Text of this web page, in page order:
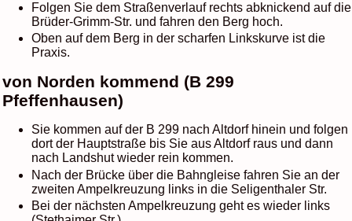
Folgen Sie dem Straßenverlauf rechts abknickend auf die
Brüder-Grimm-Str. und fahren den Berg hoch.
Oben auf dem Berg in der scharfen Linkskurve ist die
Praxis.
von Norden kommend (B 299
Pfeffenhausen)
Sie kommen auf der B 299 nach Altdorf hinein und folgen
dort der Hauptstraße bis Sie aus Altdorf raus und dann
nach Landshut wieder rein kommen.
Nach der Brücke über die Bahngleise fahren Sie an der
zweiten Ampelkreuzung links in die Seligenthaler Str.
Bei der nächsten Ampelkreuzung geht es wieder links